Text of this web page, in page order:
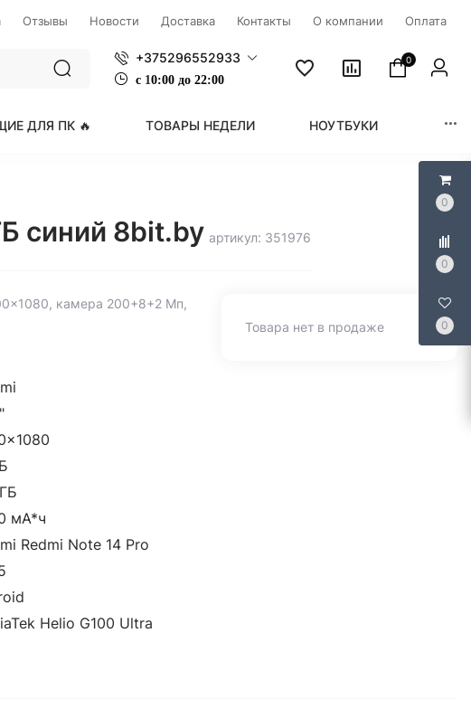
0
0
0
Отзывы Новости Доставка Контакты О компании Оплата
+375296552933
с 1 0:00 до 22:00
0
ДЛЯ ПК 🔥 ТОВАРЫ НЕДЕЛИ НОУТБУКИ
синий 8bit.by артикул: 351976
камера 200+8+2 Мп,
мА*ч
Redmi Note 14 Pro
Helio G100 Ultra
Товара нет в продаже